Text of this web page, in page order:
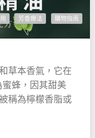
芳香療法 購物指南
草本香氣，它在
蜂，因其甜美
稱為檸檬香脂或